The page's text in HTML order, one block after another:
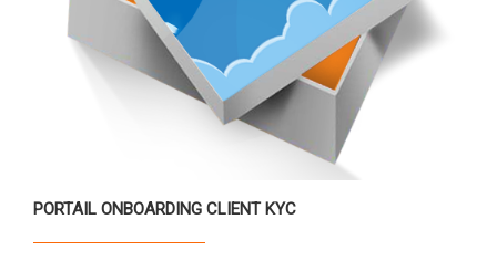
PORTAIL ONBOARDING CLIENT KYC